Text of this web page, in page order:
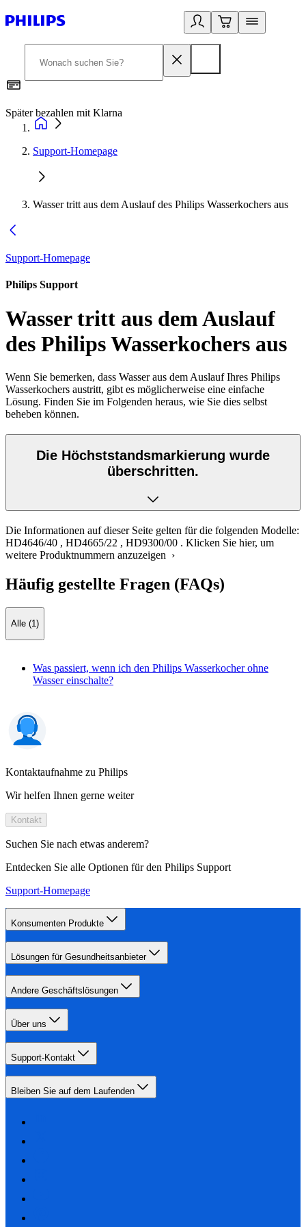
Später bezahlen mit Klarna
Support-Homepage
Wasser tritt aus dem Auslauf des Philips Wasserkochers aus
Support-Homepage
Philips Support
Wasser tritt aus dem Auslauf
des Philips Wasserkochers aus
Wenn Sie bemerken, dass Wasser aus dem Auslauf Ihres Philips
Wasserkochers austritt, gibt es möglicherweise eine einfache
Lösung. Finden Sie im Folgenden heraus, wie Sie dies selbst
beheben können.
Die Höchststandsmarkierung wurde
überschritten.
Die Informationen auf dieser Seite gelten für die folgenden Modelle:
HD4646/40 , HD4665/22 , HD9300/00 . Klicken Sie hier, um
weitere Produktnummern anzuzeigen ›
Häufig gestellte Fragen (FAQs)
Alle (1)
Was passiert, wenn ich den Philips Wasserkocher ohne
Wasser einschalte?
Kontaktaufnahme zu Philips
Wir helfen Ihnen gerne weiter
Kontakt
Suchen Sie nach etwas anderem?
Entdecken Sie alle Optionen für den Philips Support
Support-Homepage
Konsumenten Produkte
Lösungen für Gesundheitsanbieter
Andere Geschäftslösungen
Über uns
Support-Kontakt
Bleiben Sie auf dem Laufenden